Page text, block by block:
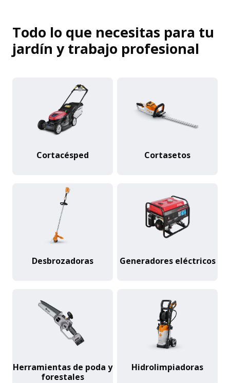
Todo lo que necesitas para tu
jardín y trabajo profesional
Cortacésped Cortasetos
Desbrozadoras Generadores eléctricos
Herramientas de poda y
forestales
Hidrolimpiadoras